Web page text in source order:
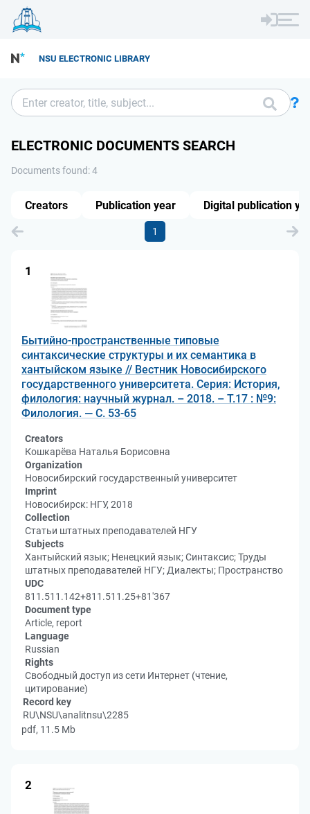
NSU ELECTRONIC LIBRARY
ELECTRONIC DOCUMENTS SEARCH
Documents found: 4
1
1
Бытийно-пространственные типовые
синтаксические структуры и их семантика в
хантыйском языке // Вестник Новосибирского
государственного университета. Серия: История,
филология: научный журнал. – 2018. – Т.17 : №9:
Филология. — С. 53-65
Creators
Кошкарёва Наталья Борисовна
Organization
Новосибирский государственный университет
Imprint
Новосибирск: НГУ, 2018
Collection
Статьи штатных преподавателей НГУ
Subjects
Хантыйский язык; Ненецкий язык; Синтаксис; Труды
штатных преподавателей НГУ; Диалекты; Пространство
UDC
811.511.142+811.511.25+81'367
Document type
Article, report
Language
Russian
Rights
Свободный доступ из сети Интернет (чтение,
цитирование)
Record key
RU\NSU\analitnsu\2285
pdf, 11.5 Mb
2
Creators Publication year Digital publication